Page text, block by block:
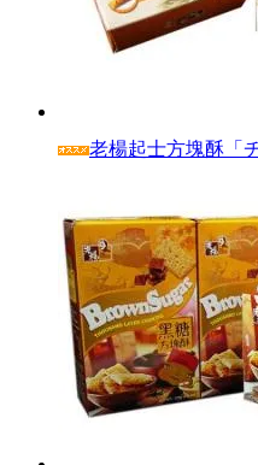
老楊起士方塊酥「